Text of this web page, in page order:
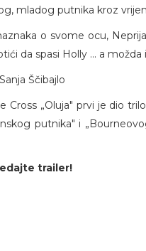
mladog putnika kroz
o svome ocu,
da spasi Holly ... a možda
Ščibajlo
Cross „Oluja" prvi je dio
putnika" i
trailer!